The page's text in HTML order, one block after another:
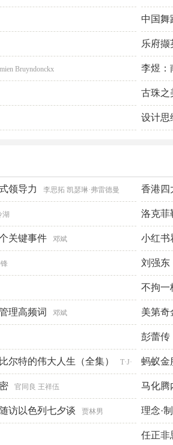
中国舞
乐府
Bruyndonckx 李煜：
古珠之
设计思
领导力 李思拓 凯瑟琳·弗雷德曼 香港四
读书
湖 洛克菲
关键事件 邓斌 小红书
刘强东
不拘一
理高频词 邓斌 美第
彭蕾传
尔特的伟大人生（全集） T·J· 蚂蚁金
官同良 王祥伍 马化腾
访以色列七夕谈 贾林男 理念·
任正非